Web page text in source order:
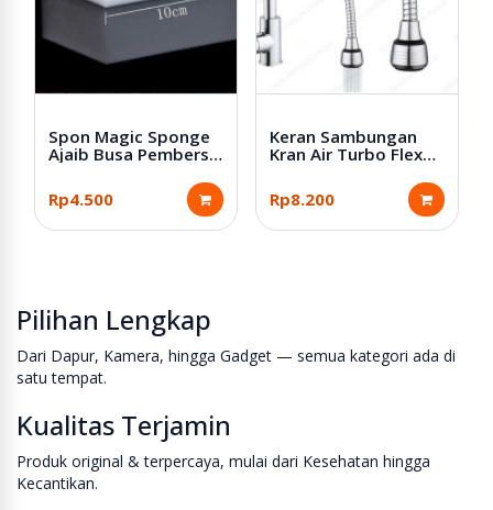
Spon Magic Sponge
Ajaib Busa Pembersih
Rp4.500
Keran Sambungan
Kran Air Turbo Flex
Wastafel
Rp8.200
Pilihan Lengkap
Dari Dapur, Kamera, hingga Gadget — semua kategori ada di
satu tempat.
Kualitas Terjamin
Produk original & terpercaya, mulai dari Kesehatan hingga
Kecantikan.